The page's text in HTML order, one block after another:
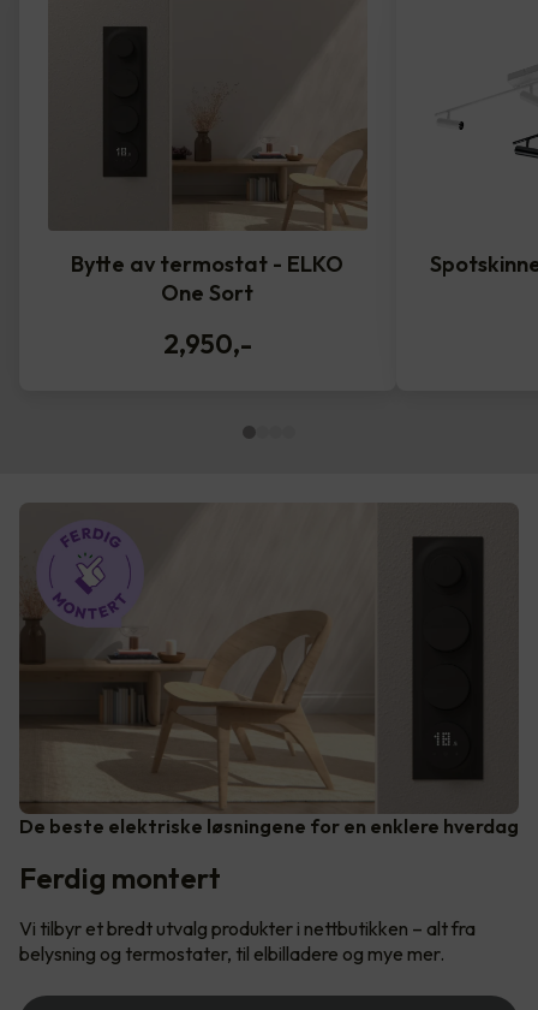
Bytte av termostat - ELKO
One Sort
2,950,-
De beste elektriske løsningene for en enklere hverdag
Ferdig montert
Vi tilbyr et bredt utvalg produkter i nettbutikken – alt fra
belysning og termostater, til elbilladere og mye mer.